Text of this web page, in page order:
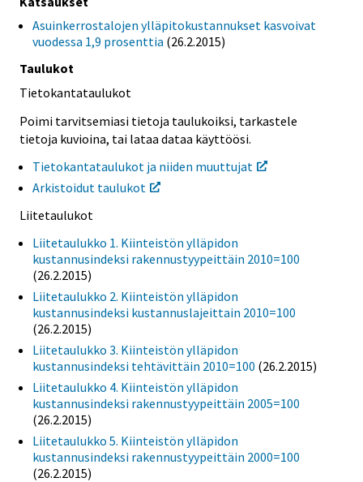
Asuinkerrostalojen ylläpitokustannukset kasvoivat
vuodessa 1,9 prosenttia (26.2.2015)
Taulukot
Tietokantataulukot
Poimi tarvitsemiasi tietoja taulukoiksi, tarkastele
tietoja kuvioina, tai lataa dataa käyttöösi.
Tietokantataulukot ja niiden muuttujat
Arkistoidut taulukot
Liitetaulukot
Liitetaulukko 1. Kiinteistön ylläpidon
kustannusindeksi rakennustyypeittäin 2010=100
(26.2.2015)
Liitetaulukko 2. Kiinteistön ylläpidon
kustannusindeksi kustannuslajeittain 2010=100
(26.2.2015)
Liitetaulukko 3. Kiinteistön ylläpidon
kustannusindeksi tehtävittäin 2010=100 (26.2.2015)
Liitetaulukko 4. Kiinteistön ylläpidon
kustannusindeksi rakennustyypeittäin 2005=100
(26.2.2015)
Liitetaulukko 5. Kiinteistön ylläpidon
kustannusindeksi rakennustyypeittäin 2000=100
(26.2.2015)